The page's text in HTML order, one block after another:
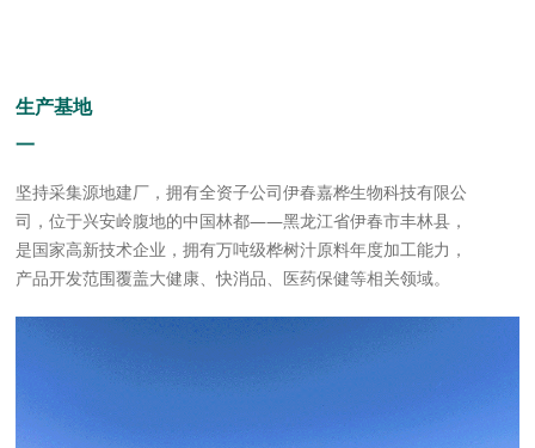
生产基地
一
坚持采集源地建厂，拥有全资子公司伊春嘉桦生物科技有限公
司，位于兴安岭腹地的中国林都——黑龙江省伊春市丰林县，
是国家高新技术企业，拥有万吨级桦树汁原料年度加工能力，
产品开发范围覆盖大健康、快消品、医药保健等相关领域。